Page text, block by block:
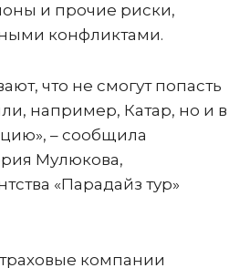
и прочие риски,
конфликтами.
что не смогут попасть
например, Катар, но и в
– сообщила
Мулюкова,
«Парадайз тур»
компании